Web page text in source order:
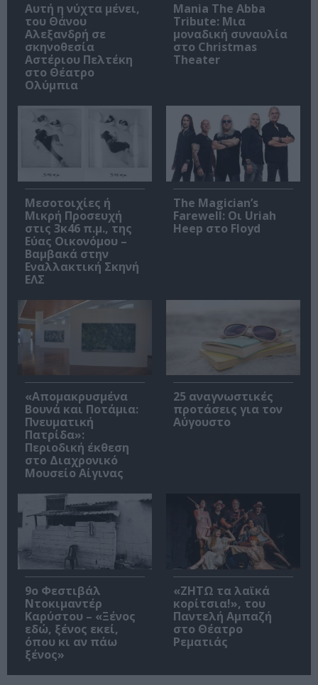
Αυτή η νύχτα μένει,
του Θάνου
Αλεξανδρή σε
σκηνοθεσία
Αστέριου Πελτέκη
στο Θέατρο
Ολύμπια
Mania The Abba
Tribute: Μια
μοναδική συναυλία
στο Christmas
Theater
Μεσοτοιχίες ή
Μικρή Προσευχή
στις 3κ46 π.μ., της
Εύας Οικονόμου –
Βαμβακά στην
Εναλλακτική Σκηνή
ΕΛΣ
The Magician’s
Farewell: Οι Uriah
Heep στο Floyd
«Απομακρυσμένα
Βουνά και Ποτάμια:
Πνευματική
Πατρίδα»:
Περιοδική έκθεση
στο Διαχρονικό
Μουσείο Αίγινας
25 αναγνωστικές
προτάσεις για τον
Αύγουστο
9ο Φεστιβάλ
Ντοκιμαντέρ
Καρύστου – «Ξένος
εδώ, ξένος εκεί,
όπου κι αν πάω
ξένος»
«ΖΗΤΩ τα λαϊκά
κορίτσια!», του
Παντελή Αμπαζή
στο Θέατρο
Ρεματιάς